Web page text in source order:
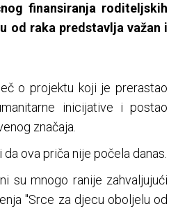
finansiranja roditeljskih
od raka predstavlja važan i
o projektu koji je prerastao
inicijative i postao
značaja.
ova priča nije počela danas.
su mnogo ranije zahvaljujući
"Srce za djecu oboljelu od